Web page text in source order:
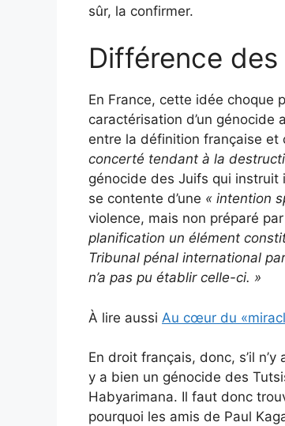
sûr, la confirmer.
Différence
En France, cette idée choque
caractérisation d’un génocide
entre la définition française et
concerté tendant à la
génocide des Juifs qui
se contente d’une « intention
violence, mais non préparé
planification un élément
Tribunal pénal international
n’a pas pu établir celle-ci. »
À lire aussi Au cœur du
En droit français, donc, s’il
y a bien un génocide des
Habyarimana. Il faut donc
pourquoi les amis de Paul